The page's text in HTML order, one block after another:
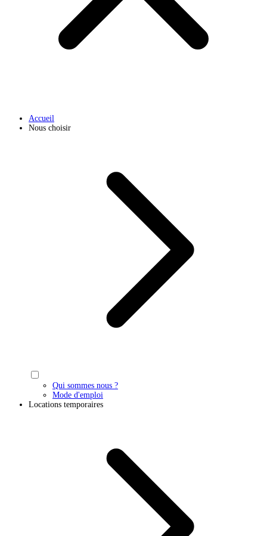
Accueil
Nous choisir
Qui sommes nous ?
Mode d'emploi
Locations temporaires